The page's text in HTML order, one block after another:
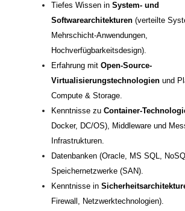
Tiefes Wissen in System- und
Softwarearchitekturen (verteilte
Mehrschicht-Anwendungen,
Hochverfügbarkeitsdesign).
Erfahrung mit Open-Source-
Virtualisierungstechnologien und
Compute & Storage.
Kenntnisse zu Container-
Docker, DC/OS), Middleware und
Infrastrukturen.
Datenbanken (Oracle, MS SQL,
Speichernetzwerke (SAN).
Kenntnisse in
Firewall, Netzwerktechnologien).